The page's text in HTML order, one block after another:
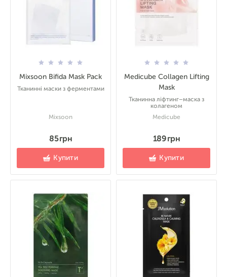
Mixsoon Bifida Mask Pack
Тканинні маски з ферментами
Mixsoon
85 грн
Купити
Medicube Collagen Lifting
Mask
Тканинна ліфтинг–маска з
колагеном
Medicube
189 грн
Купити